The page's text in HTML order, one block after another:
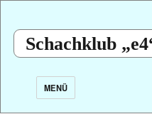
Schachklub
MENÜ